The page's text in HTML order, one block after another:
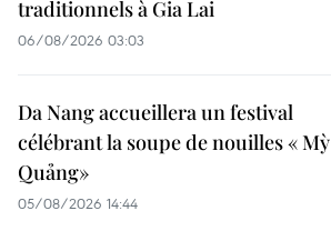
traditionnels à Gia Lai
06/08/2026 03:03
Da Nang accueillera un festival
célébrant la soupe de nouilles « Mỳ
Quảng»
05/08/2026 14:44